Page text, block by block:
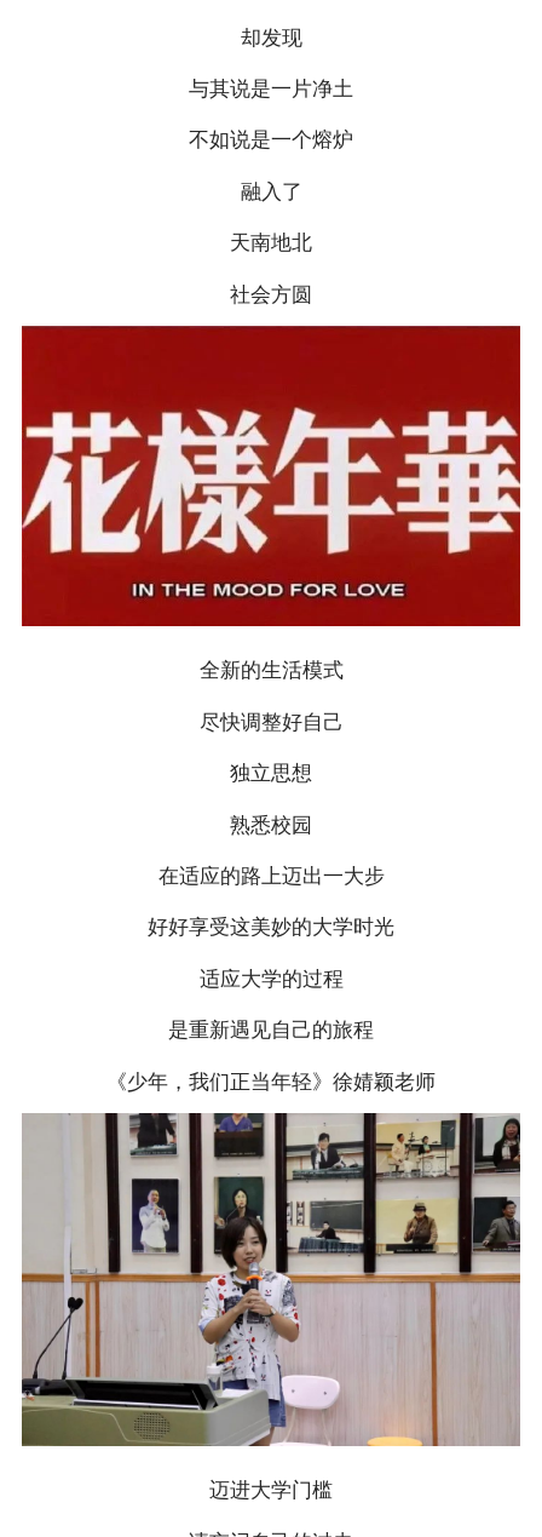
却发现
与其说是一片净土
不如说是一个熔炉
融入了
天南地北
社会方圆
全新的生活模式
尽快调整好自己
独立思想
熟悉校园
在适应的路上迈出一大步
好好享受这美妙的大学时光
适应大学的过程
是重新遇见自己的旅程
《少年，我们正当年轻》徐婧颖老师
迈进大学门槛